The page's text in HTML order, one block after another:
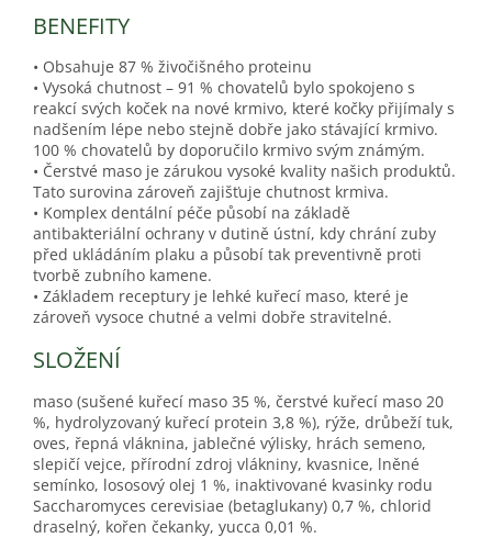
BENEFITY
• Obsahuje 87 % živočišného proteinu
• Vysoká chutnost – 91 % chovatelů bylo spokojeno s
reakcí svých koček na nové krmivo, které kočky přijímaly s
nadšením lépe nebo stejně dobře jako stávající krmivo.
100 % chovatelů by doporučilo krmivo svým známým.
• Čerstvé maso je zárukou vysoké kvality našich produktů.
Tato surovina zároveň zajišťuje chutnost krmiva.
• Komplex dentální péče působí na základě
antibakteriální ochrany v dutině ústní, kdy chrání zuby
před ukládáním plaku a působí tak preventivně proti
tvorbě zubního kamene.
• Základem receptury je lehké kuřecí maso, které je
zároveň vysoce chutné a velmi dobře stravitelné.
SLOŽENÍ
maso (sušené kuřecí maso 35 %, čerstvé kuřecí maso 20
%, hydrolyzovaný kuřecí protein 3,8 %), rýže, drůbeží tuk,
oves, řepná vláknina, jablečné výlisky, hrách semeno,
slepičí vejce, přírodní zdroj vlákniny, kvasnice, lněné
semínko, lososový olej 1 %, inaktivované kvasinky rodu
Saccharomyces cerevisiae (betaglukany) 0,7 %, chlorid
draselný, kořen čekanky, yucca 0,01 %.